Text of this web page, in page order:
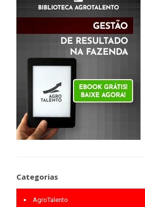
Categorias
AgroTalento